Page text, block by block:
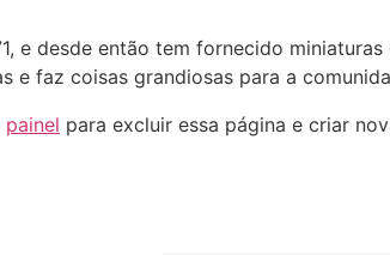
e desde então tem fornecido
e faz coisas grandiosas para a
painel para excluir essa página e criar